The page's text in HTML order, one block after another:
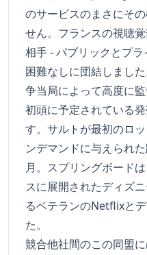
のサービスのまさにそ
せん。フランスの視聴
相手 - パブリックとプ
困難なしに団結しまし
争当局によって高度に
初頭に予定されている
す。サルトが最初のロ
ンデマンドに与えられ
月。スプリングボード
スに展開されたディズ
るベテランのNetflixと
た。
競合他社間のこの同盟